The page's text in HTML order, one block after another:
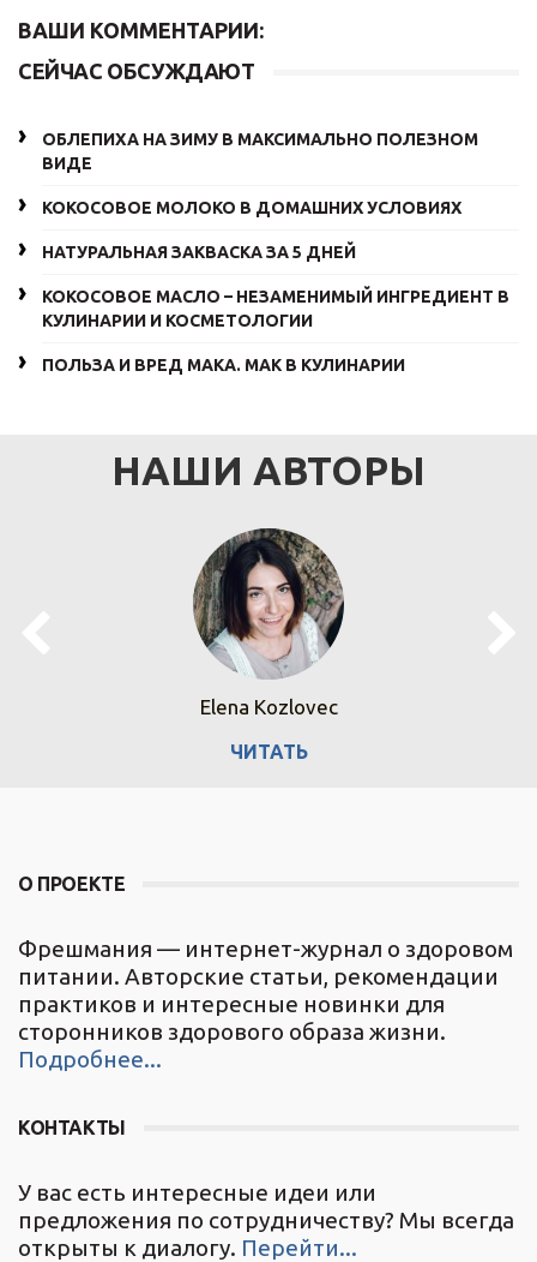
ВАШИ КОММЕНТАРИИ:
СЕЙЧАС ОБСУЖДАЮТ
ОБЛЕПИХА НА ЗИМУ В МАКСИМАЛЬНО ПОЛЕЗНОМ
ВИДЕ
КОКОСОВОЕ МОЛОКО В ДОМАШНИХ УСЛОВИЯХ
НАТУРАЛЬНАЯ ЗАКВАСКА ЗА 5 ДНЕЙ
КОКОСОВОЕ МАСЛО – НЕЗАМЕНИМЫЙ ИНГРЕДИЕНТ В
КУЛИНАРИИ И КОСМЕТОЛОГИИ
ПОЛЬЗА И ВРЕД МАКА. МАК В КУЛИНАРИИ
НАШИ АВТОРЫ
Elena Kozlovec
ЧИТАТЬ
О ПРОЕКТЕ
Фрешмания — интернет-журнал о здоровом
питании. Авторские статьи, рекомендации
практиков и интересные новинки для
сторонников здорового образа жизни.
Подробнее...
КОНТАКТЫ
У вас есть интересные идеи или
предложения по сотрудничеству? Мы всегда
открыты к диалогу. Перейти...